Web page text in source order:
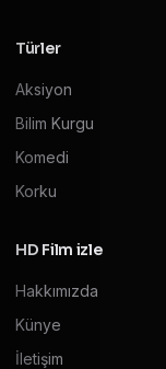
Türler
Aksiyon
Bilim Kurgu
Komedi
Korku
HD Film izle
Hakkımızda
Künye
İletişim